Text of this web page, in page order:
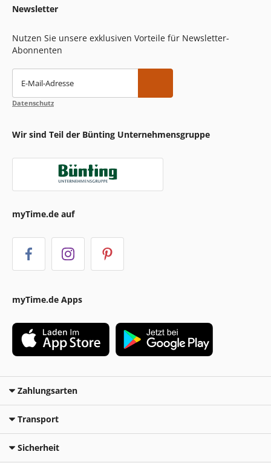
Newsletter
Nutzen Sie unsere exklusiven Vorteile für Newsletter-
Abonnenten
E-Mail-Adresse
Datenschutz
Wir sind Teil der Bünting Unternehmensgruppe
myTime.de auf
myTime.de Apps
Zahlungsarten
Transport
Sicherheit